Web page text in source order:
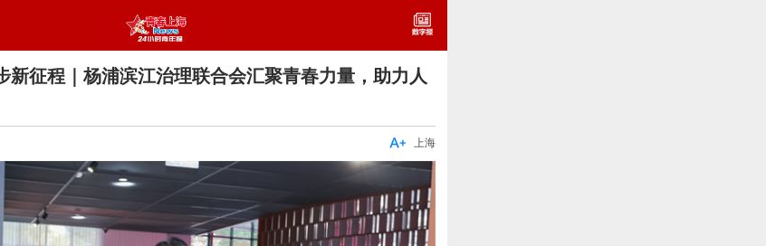
新征程｜杨浦滨江治理联合会汇聚青春力量，助力人
上海
